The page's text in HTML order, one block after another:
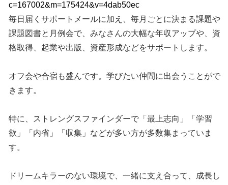
c=167002&m=175424&v=4dab50ec
毎日届くサポートメールに加え、毎月ごとに決まる課題や
課題図書と月例会で、みなさんの大幅な年収アップや、資
格取得、起業や出版、資産形成などをサポートします。
オフ会や合宿も盛んです。学びたい仲間に出会うことがで
きます。
特に、ストレングスファインダーで「最上志向」「学習
欲」「内省」「収集」などが多い方が多数集まっていま
す。
ドリームキラーのない環境で、一緒に支え合って、成長し